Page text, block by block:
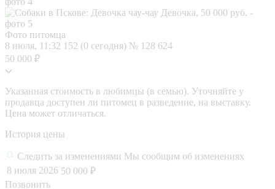
Фото питомца
8 июля, 11:32 152 (0 сегодня) № 128 624
50 000 ₽
Указанная стоимость в любимцы (в семью). Уточняйте у
продавца доступен ли питомец в разведение, на выставку.
Цена может отличаться.
История цены
Следить за изменениями Мы сообщим об изменениях
8 июля 2026 50 000 ₽
Позвонить